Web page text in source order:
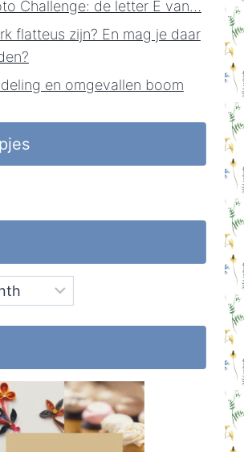
Challenge: de letter E van…
flatteus zijn? En mag je daar
en omgevallen boom